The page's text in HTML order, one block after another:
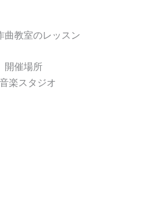
曲教室のレッスン
開催場所
楽スタジオ